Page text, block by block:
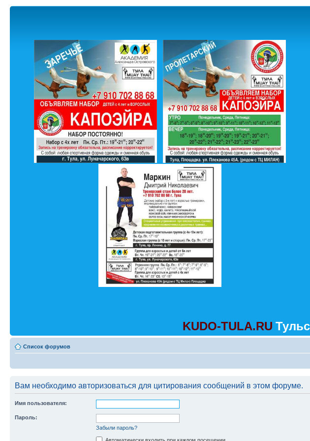
KUDO-TULA.RU
Список форумов
Вам необходимо авторизоваться для цитирования сообщений в этом форуме.
Имя пользователя:
Пароль:
Забыли пароль?